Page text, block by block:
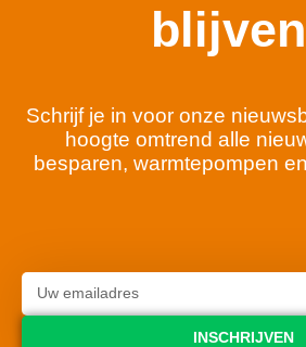
Schrijf je in voor onze
hoogte omtrend alle
besparen, warmtepompen
INSCHRIJVEN